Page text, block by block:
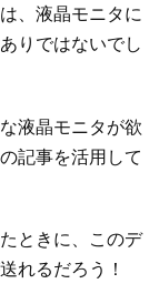
、液晶モニタに
りではないでし
液晶モニタが欲
記事を活用して
ときに、このデ
れるだろう！